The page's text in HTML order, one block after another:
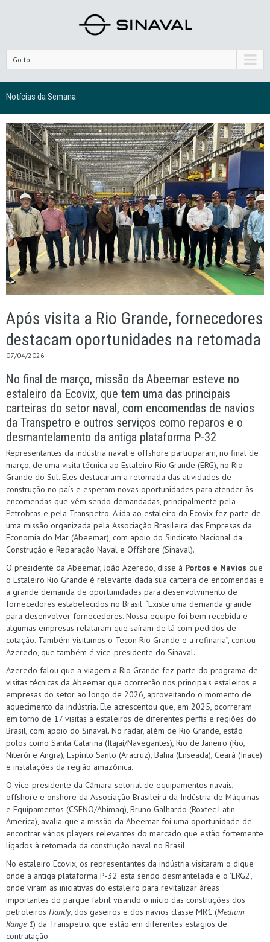
Go to...
Notícias da Semana
Após visita a Rio Grande, fornecedores
destacam oportunidades na retomada
07/04/2026
No final de março, missão da Abeemar esteve no
estaleiro da Ecovix, que tem uma das principais
carteiras do setor naval, com encomendas de navios
da Transpetro e outros serviços como reparos e o
desmantelamento da antiga plataforma P-32
Representantes da indústria naval e offshore participaram, no final de
março, de uma visita técnica ao Estaleiro Rio Grande (ERG), no Rio
Grande do Sul. Eles destacaram a retomada das atividades de
construção no país e esperam novas oportunidades para atender às
encomendas que vêm sendo demandadas, principalmente pela
Petrobras e pela Transpetro. A ida ao estaleiro da Ecovix fez parte de
uma missão organizada pela Associação Brasileira das Empresas da
Economia do Mar (Abeemar), com apoio do Sindicato Nacional da
Construção e Reparação Naval e Offshore (Sinaval).
O presidente da Abeemar, João Azeredo, disse à Portos e Navios que
o Estaleiro Rio Grande é relevante dada sua carteira de encomendas e
a grande demanda de oportunidades para desenvolvimento de
fornecedores estabelecidos no Brasil. “Existe uma demanda grande
para desenvolver fornecedores. Nossa equipe foi bem recebida e
algumas empresas relataram que saíram de lá com pedidos de
cotação. Também visitamos o Tecon Rio Grande e a refinaria”, contou
Azeredo, que também é vice-presidente do Sinaval.
Azeredo falou que a viagem a Rio Grande fez parte do programa de
visitas técnicas da Abeemar que ocorrerão nos principais estaleiros e
empresas do setor ao longo de 2026, aproveitando o momento de
aquecimento da indústria. Ele acrescentou que, em 2025, ocorreram
em torno de 17 visitas a estaleiros de diferentes perfis e regiões do
Brasil, com apoio do Sinaval. No radar, além de Rio Grande, estão
polos como Santa Catarina (Itajaí/Navegantes), Rio de Janeiro (Rio,
Niterói e Angra), Espírito Santo (Aracruz), Bahia (Enseada), Ceará (Inace)
e instalações da região amazônica.
O vice-presidente da Câmara setorial de equipamentos navais,
offshore e onshore da Associação Brasileira da Indústria de Máquinas
e Equipamentos (CSENO/Abimaq), Bruno Galhardo (Roxtec Latin
America), avalia que a missão da Abeemar foi uma oportunidade de
encontrar vários players relevantes do mercado que estão fortemente
ligados à retomada da construção naval no Brasil.
No estaleiro Ecovix, os representantes da indústria visitaram o dique
onde a antiga plataforma P-32 está sendo desmantelada e o ‘ERG2’,
onde viram as iniciativas do estaleiro para revitalizar áreas
importantes do parque fabril visando o início das construções dos
petroleiros Handy, dos gaseiros e dos navios classe MR1 (Medium
Range 1) da Transpetro, que estão em diferentes estágios de
contratação.